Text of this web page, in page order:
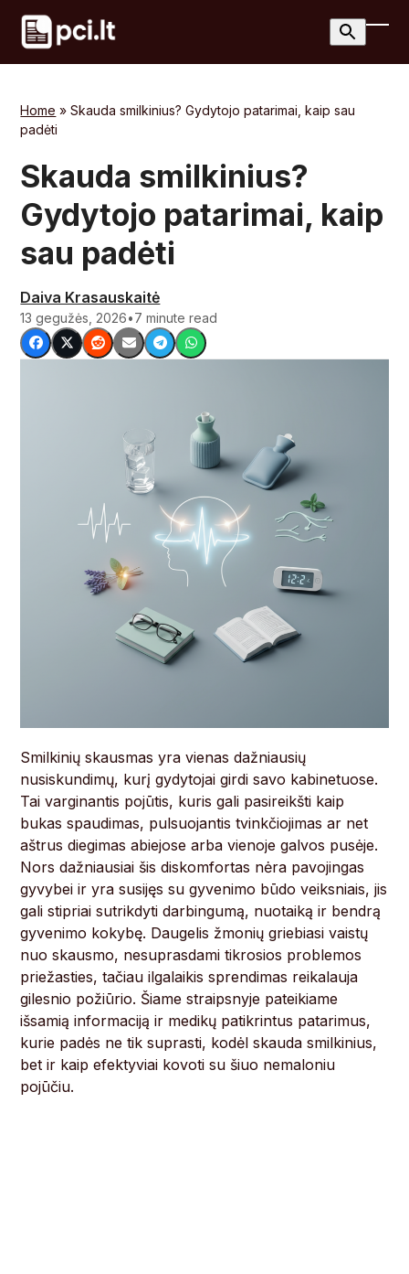
Skip
content
Home »Skauda smilkinius? Gydytojo patarimai, kaip sau
padėti
Skauda smilkinius?
Gydytojo patarimai, kaip
sau padėti
Daiva Krasauskaitė
13 gegužės, 2026•7 minute read
Smilkinių skausmas yra vienas dažniausių
nusiskundimų, kurį gydytojai girdi savo kabinetuose.
Tai varginantis pojūtis, kuris gali pasireikšti kaip
bukas spaudimas, pulsuojantis tvinkčiojimas ar net
aštrus diegimas abiejose arba vienoje galvos pusėje.
Nors dažniausiai šis diskomfortas nėra pavojingas
gyvybei ir yra susijęs su gyvenimo būdo veiksniais, jis
gali stipriai sutrikdyti darbingumą, nuotaiką ir bendrą
gyvenimo kokybę. Daugelis žmonių griebiasi vaistų
nuo skausmo, nesuprasdami tikrosios problemos
priežasties, tačiau ilgalaikis sprendimas reikalauja
gilesnio požiūrio. Šiame straipsnyje pateikiame
išsamią informaciją ir medikų patikrintus patarimus,
kurie padės ne tik suprasti, kodėl skauda smilkinius,
bet ir kaip efektyviai kovoti su šiuo nemaloniu
pojūčiu.